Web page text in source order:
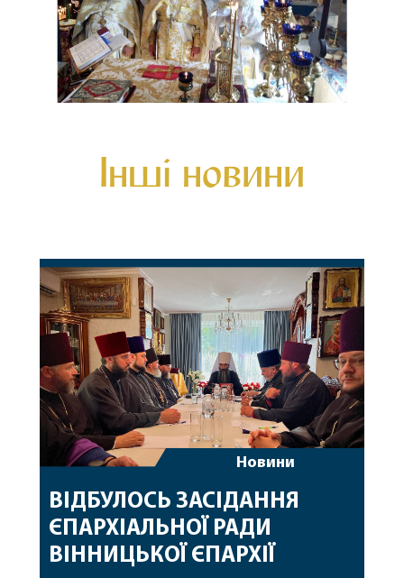
Інші новини
Новини
ВІДБУЛОСЬ ЗАСІДАННЯ
ЄПАРХІАЛЬНОЇ РАДИ
ВІННИЦЬКОЇ ЄПАРХІЇ